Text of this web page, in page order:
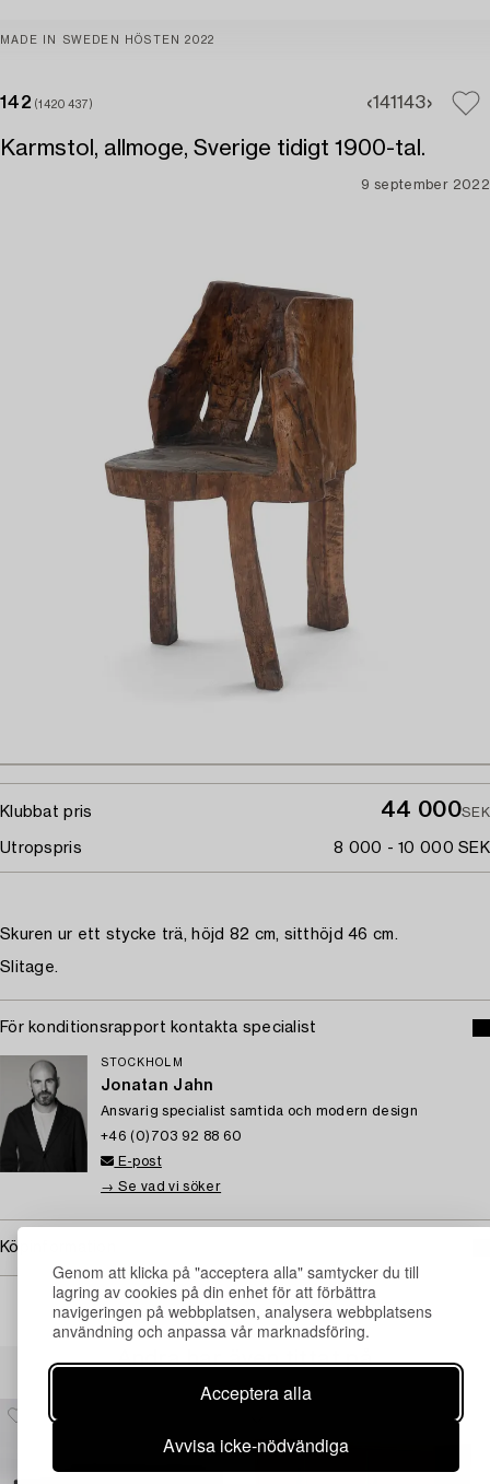
Genom att klicka på "acceptera alla" samtycker du till
lagring av cookies på din enhet för att förbättra
navigeringen på webbplatsen, analysera webbplatsens
användning och anpassa vår marknadsföring.
Acceptera alla
Avvisa icke-nödvändiga
MADE IN SWEDEN HÖSTEN 2022
142 (1420437) 141143
Karmstol, allmoge, Sverige tidigt 1900-tal.
9 september 2022
Klubbat pris 44 000SEK
Utropspris 8 000 - 10 000 SEK
Skuren ur ett stycke trä, höjd 82 cm, sitthöjd 46 cm.
Slitage.
För konditionsrapport kontakta specialist
STOCKHOLM
Jonatan Jahn
Ansvarig specialist samtida och modern design
+46 (0)703 92 88 60
E-post
→ Se vad vi söker
Köpinformation
Andra har även tittat på